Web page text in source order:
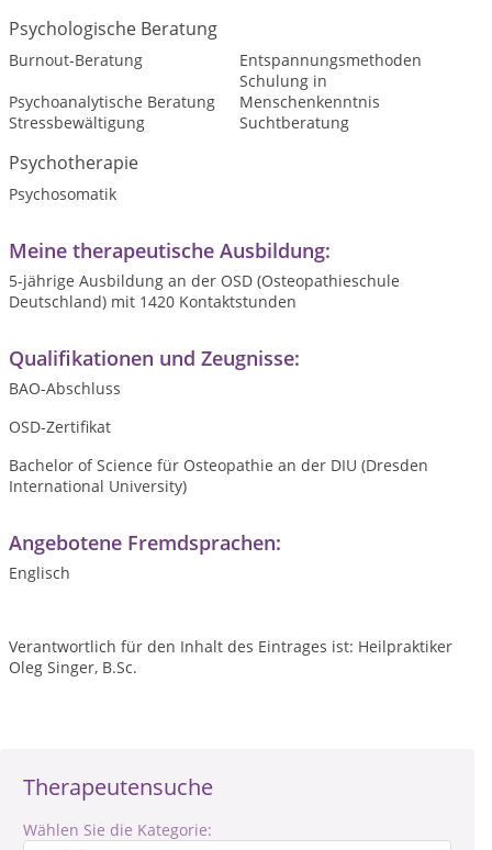
Therapeutensuche
Wählen Sie die Kategorie:
Psychologische Beratung
Burnout-Beratung
Entspannungsmethoden
Psychoanalytische Beratung
Schulung in
Menschenkenntnis
Stressbewältigung
Suchtberatung
Psychotherapie
Psychosomatik
Meine therapeutische Ausbildung:
5-jährige Ausbildung an der OSD (Osteopathieschule
Deutschland) mit 1420 Kontaktstunden
Qualifikationen und Zeugnisse:
BAO-Abschluss
OSD-Zertifikat
Bachelor of Science für Osteopathie an der DIU (Dresden
International University)
Angebotene Fremdsprachen:
Englisch
Verantwortlich für den Inhalt des Eintrages ist: Heilpraktiker
Oleg Singer, B.Sc.